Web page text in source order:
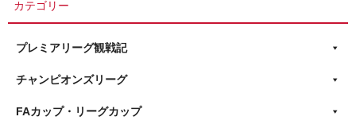
カテゴリー
プレミアリーグ観戦記
チャンピオンズリーグ
FAカップ・リーグカップ